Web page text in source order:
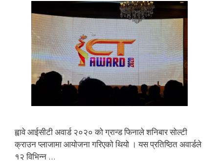
ह्वावे आईसीटी अवार्ड २०२० को ग्रान्ड फिनाले शनिबार सोल्टी
क्राउन प्लाजामा आयोजना गरिएको थियो । यस प्रतिष्ठित अवार्डले
१२ विभिन्न …